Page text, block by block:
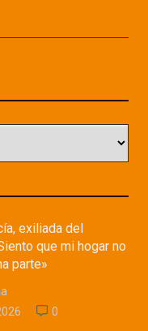
exiliada del
que mi hogar no
parte»
0